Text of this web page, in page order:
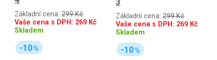
Základní cena: 299 Kč
Vaše cena s DPH: 269 Kč
Skladem
-10%
Základní cena: 299 Kč
Vaše cena s DPH: 269 Kč
Skladem
-10%